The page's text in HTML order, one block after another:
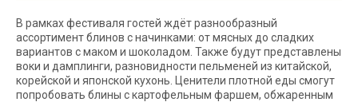
В рамках фестиваля гостей ждёт разнообразный
ассортимент блинов с начинками: от мясных до сладких
вариантов с маком и шоколадом. Также будут представлены
воки и дамплинги, разновидности пельменей из китайской,
корейской и японской кухонь. Ценители плотной еды смогут
попробовать блины с картофельным фаршем, обжаренным